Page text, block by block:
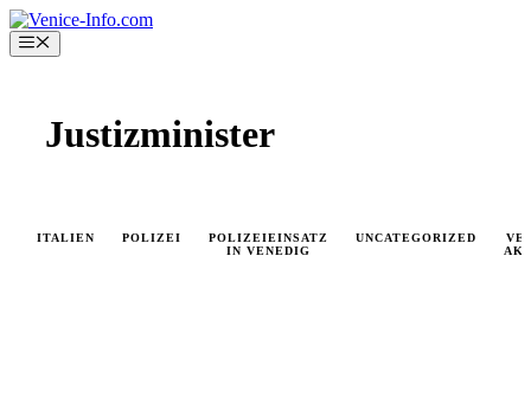
Skip
to
content
Menu
Justizminister
ITALIEN POLIZEI
POLIZEIEINSATZ
IN VENEDIG
UNCATEGORIZED